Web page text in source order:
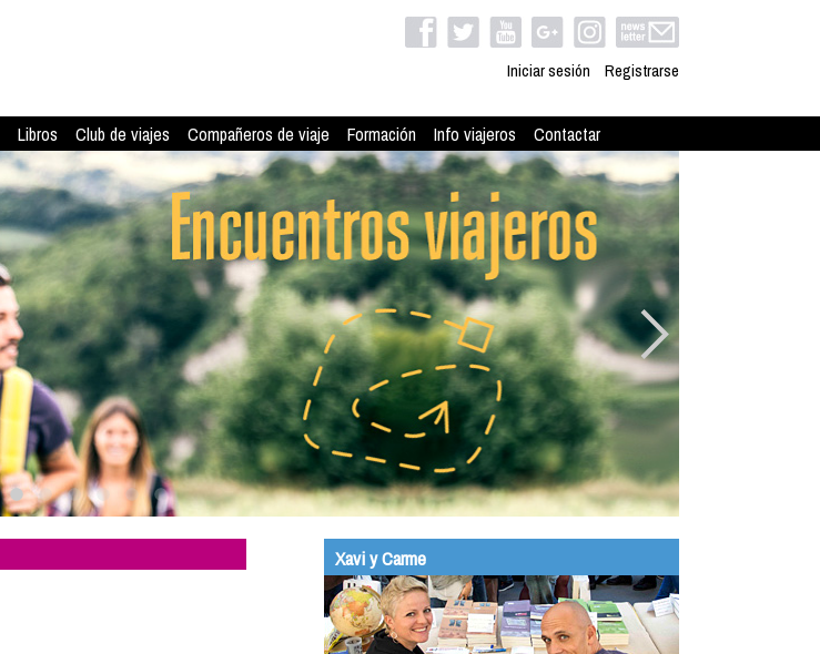
Iniciar sesión Registrarse
Libros Club de viajes Compañeros de viaje Formación Info viajeros Contactar
Xavi y Carme